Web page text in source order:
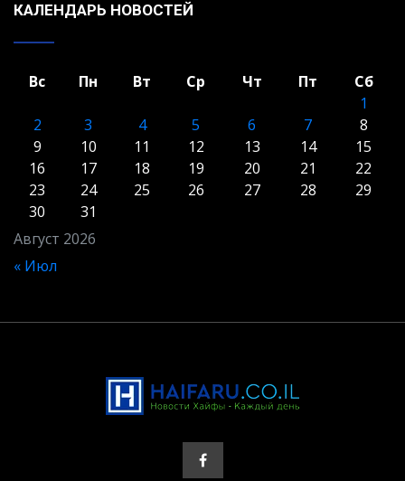
КАЛЕНДАРЬ НОВОСТЕЙ
Август 2026
Вс Пн Вт Ср Чт Пт
Сб
1
2
3 4 5 6 7
8
9
10 11 12 13 14
15
16
17 18 19 20 21
22
23
24 25 26 27 28
29
30
31
« Июл